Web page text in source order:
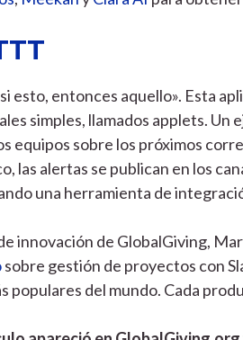
esto, entonces aquello». Esta
simples, llamados applets.
equipos sobre los próximos
las alertas se publican en los
una herramienta de
innovación de GlobalGiving,
sobre gestión de proyectos con
populares del mundo. Cada